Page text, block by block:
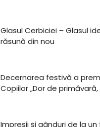
Glasul Cerbiciei – Glasul
răsună din nou
Decernarea festivă a
Copiilor „Dor de
Impresii și gânduri de la